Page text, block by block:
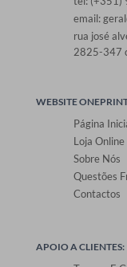
email:
rua josé
2825-347
WEBSITE
Página
Loja Online
Sobre Nós
Questões
Contactos
APOIO A CLIENTES: